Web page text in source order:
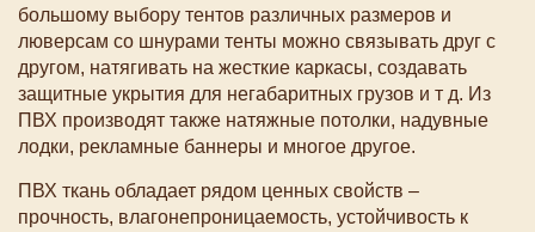
большому выбору тентов различных размеров и
люверсам со шнурами тенты можно связывать друг с
другом, натягивать на жесткие каркасы, создавать
защитные укрытия для негабаритных грузов и т д. Из
ПВХ производят также натяжные потолки, надувные
лодки, рекламные баннеры и многое другое.
ПВХ ткань обладает рядом ценных свойств –
прочность, влагонепроницаемость, устойчивость к